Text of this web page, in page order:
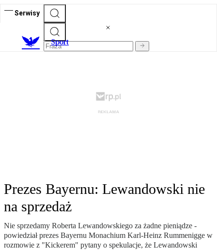
Serwisy
Sport
Prezes Bayernu: Lewandowski nie
na sprzedaż
Nie sprzedamy Roberta Lewandowskiego za żadne pieniądze -
powiedział prezes Bayernu Monachium Karl-Heinz Rummenigge w
rozmowie z "Kickerem" pytany o spekulacje, że Lewandowski